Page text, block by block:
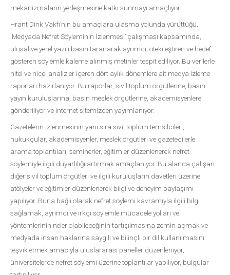
mekanizmaların yerleşmesine katkı sunmayı amaçlıyor.
Hrant Dink Vakfı’nın bu amaçlara ulaşma yolunda yürüttüğü,
‘Medyada Nefret Söyleminin İzlenmesi’ çalışması kapsamında,
ulusal ve yerel yazılı basın taranarak ayrımcı, ötekileştiren ve hedef
gösteren söylemle kaleme alınmış metinler tespit ediliyor. Bu verilerle
nitel ve nicel analizler içeren dört aylık dönemlere ait medya izleme
raporları hazırlanıyor. Bu raporlar, sivil toplum örgütlerine, basın
yayın kuruluşlarına, basın meslek örgütlerine, akademisyenlere
gönderiliyor ve internet sitemizden yayımlanıyor.
Gazetelerin izlenmesinin yanı sıra sivil toplum temsilcileri,
hukukçular, akademisyenler, meslek örgütleri ve gazetecilerle
arama toplantıları, seminerler, eğitimler düzenlenerek nefret
söylemiyle ilgili duyarlılığı artırmak amaçlanıyor. Bu alanda çalışan
diğer sivil toplum örgütleri ve ilgili kuruluşların davetleri üzerine
atölyeler ve eğitimler düzenlenerek bilgi ve deneyim paylaşımı
yapılıyor. Buna bağlı olarak nefret söylemi kavramıyla ilgili bilgi
sağlamak, ayrımcı ve ırkçı söylemle mücadele yolları ve
yöntemlerinin neler olabileceğinin tartışılmasına zemin açmak ve
medyada insan haklarına saygılı ve bilinçli bir dil kullanılmasını
teşvik etmek amacıyla uluslararası paneller düzenleniyor,
üniversitelerde nefret söylemi üzerine toplantılar yapılıyor, bulgular